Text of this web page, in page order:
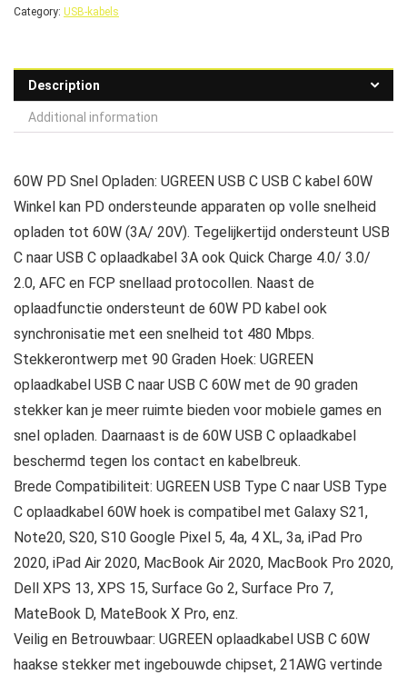
Category: USB-kabels
Description
Additional information
60W PD Snel Opladen: UGREEN USB C USB C kabel 60W
Winkel kan PD ondersteunde apparaten op volle snelheid
opladen tot 60W (3A/ 20V). Tegelijkertijd ondersteunt USB
C naar USB C oplaadkabel 3A ook Quick Charge 4.0/ 3.0/
2.0, AFC en FCP snellaad protocollen. Naast de
oplaadfunctie ondersteunt de 60W PD kabel ook
synchronisatie met een snelheid tot 480 Mbps.
Stekkerontwerp met 90 Graden Hoek: UGREEN
oplaadkabel USB C naar USB C 60W met de 90 graden
stekker kan je meer ruimte bieden voor mobiele games en
snel opladen. Daarnaast is de 60W USB C oplaadkabel
beschermd tegen los contact en kabelbreuk.
Brede Compatibiliteit: UGREEN USB Type C naar USB Type
C oplaadkabel 60W hoek is compatibel met Galaxy S21,
Note20, S20, S10 Google Pixel 5, 4a, 4 XL, 3a, iPad Pro
2020, iPad Air 2020, MacBook Air 2020, MacBook Pro 2020,
Dell XPS 13, XPS 15, Surface Go 2, Surface Pro 7,
MateBook D, MateBook X Pro, enz.
Veilig en Betrouwbaar: UGREEN oplaadkabel USB C 60W
haakse stekker met ingebouwde chipset, 21AWG vertinde